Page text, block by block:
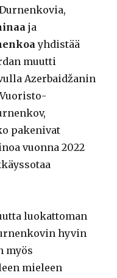
ja
yhdistää
muutti
Azerbaidžanin
pakenivat
vuonna 2022
luokattoman
hyvin
myös
mieleen